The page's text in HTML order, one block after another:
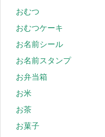
おむつ
おむつケーキ
お名前シール
お名前スタンプ
お弁当箱
お米
お茶
お菓子